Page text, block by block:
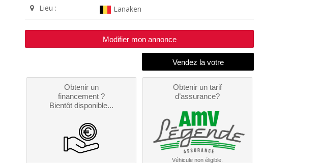
Lieu :
Lanaken
Modifier mon annonce
Obtenir un
financement ?
Bientôt disponible...
Obtenir un tarif
d’assurance?
Véhicule non éligible.